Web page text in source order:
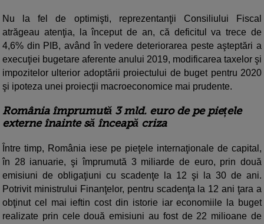
Nu la fel de optimişti, reprezentanţii Consiliului Fiscal
atrăgeau atenţia, la început de an, că deficitul va trece de
4,6% din PIB, având în vedere deteriorarea peste aşteptări a
execuţiei bugetare aferente anului 2019, modificarea taxelor şi
impozitelor ulterior adoptării proiectului de buget pentru 2020
şi ipoteza unei proiecţii macroeconomice mai prudente.
România împrumută 3 mld. euro de pe piețele
externe înainte să înceapă criza
Între timp, România iese pe pieţele internaţionale de capital,
în 28 ianuarie, şi împrumută 3 miliarde de euro, prin două
emisiuni de obligaţiuni cu scadenţe la 12 şi la 30 de ani.
Potrivit ministrului Finanţelor, pentru scadenţa la 12 ani ţara a
obţinut cel mai ieftin cost din istorie iar economiile la buget
realizate prin cele două emisiuni au fost de 22 milioane de